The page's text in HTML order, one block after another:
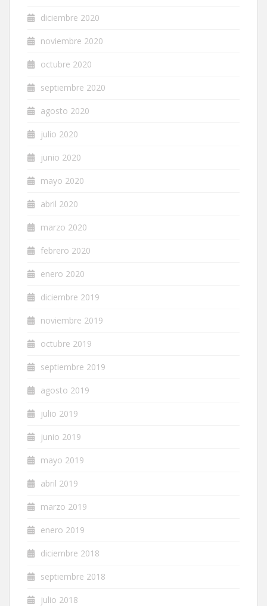
diciembre 2020
noviembre 2020
octubre 2020
septiembre 2020
agosto 2020
julio 2020
junio 2020
mayo 2020
abril 2020
marzo 2020
febrero 2020
enero 2020
diciembre 2019
noviembre 2019
octubre 2019
septiembre 2019
agosto 2019
julio 2019
junio 2019
mayo 2019
abril 2019
marzo 2019
enero 2019
diciembre 2018
septiembre 2018
julio 2018